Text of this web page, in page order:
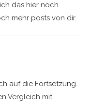
das hier noch
mehr posts von dir.
auf die Fortsetzung.
Vergleich mit